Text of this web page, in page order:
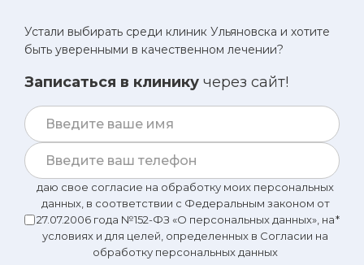
Устали выбирать среди клиник Ульяновска и хотите
быть уверенными в качественном лечении?
Записаться в клинику через сайт!
даю свое согласие на обработку моих персональных
данных, в соответствии с Федеральным законом от
27.07.2006 года №152-ФЗ «О персональных данных», на
условиях и для целей, определенных в Согласии на
обработку персональных данных
*